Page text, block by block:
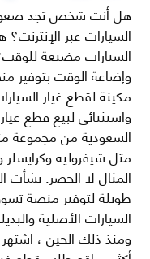
هل أنت شخص تجد
السيارات عبر
السيارات مضيعة
وإضاعة الوقت بتوفير
مكينة لقطع غيار
واستثنائي لبيع قطع
السعودية من مجموعة
مثل شيفروليه
طويلة لتوفير منصة
السيارات الأصلية